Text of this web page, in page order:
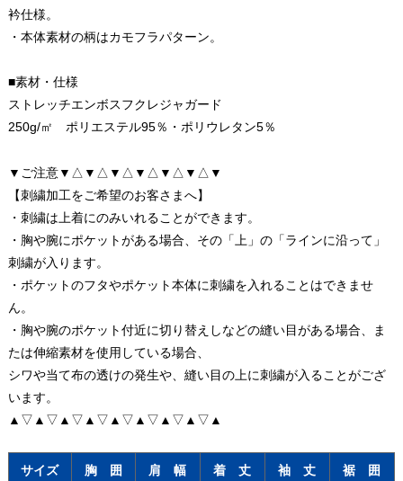
衿仕様。
・本体素材の柄はカモフラパターン。
■素材・仕様
ストレッチエンボスフクレジャガード
250g/㎡ ポリエステル95％・ポリウレタン5％
▼ご注意▼△▼△▼△▼△▼△▼△▼
【刺繍加工をご希望のお客さまへ】
・刺繍は上着にのみいれることができます。
・胸や腕にポケットがある場合、その「上」の「ラインに沿って」
刺繍が入ります。
・ポケットのフタやポケット本体に刺繍を入れることはできませ
ん。
・胸や腕のポケット付近に切り替えしなどの縫い目がある場合、ま
たは伸縮素材を使用している場合、
シワや当て布の透けの発生や、縫い目の上に刺繍が入ることがござ
います。
▲▽▲▽▲▽▲▽▲▽▲▽▲▽▲▽▲
サイズ 胸 囲 肩 幅 着 丈 袖 丈 裾 囲